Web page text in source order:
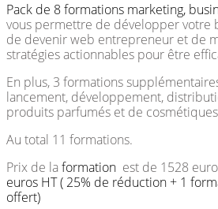
Pack de 8 formations marketing,
vous permettre de développer votre
de devenir web entrepreneur et de
stratégies actionnables pour être
En plus, 3 formations
lancement, développement,
produits parfumés et de
Au total 11 formations.
Prix de laformation est de 1528
euros HT ( 25% de réduction + 1
offert)